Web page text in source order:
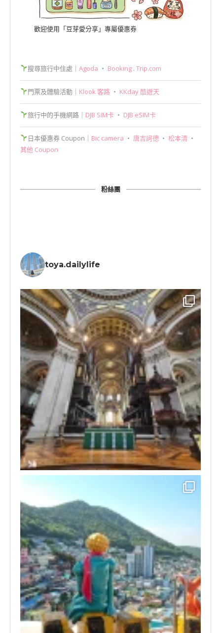
歡迎使用「豆芽愛分享」專屬優惠券
搜尋旅行中住處｜ Agoda ‧ Booking. Trip.com
門票及體驗活動｜ Klook 客路‧ KKday 酷遊天
旅行中的手機網路｜ DJB SIM卡‧ DJB eSIM卡
日本優惠券 Coupon｜ Bic camera ‧ 唐吉訶德‧ 松本清‧
其他 Coupon
粉絲團
toya.dailylife